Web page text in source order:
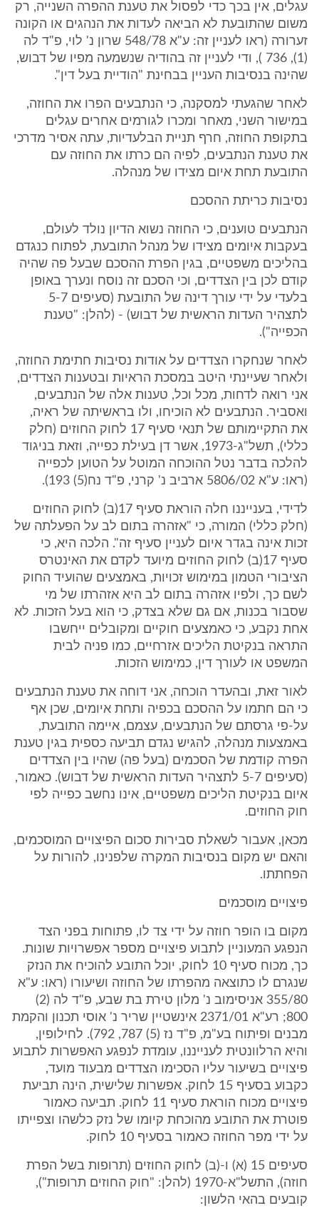
עגלים, אין בכך כדי לפסול את טענת ההפרה השנייה, רק
משום שהתובעת לא הביאה לעדות את הנהגים או הקונה
זערורה (ראו לעניין זה: ע"א 548/78 שרון נ' לוי, פ"ד לה
(1), 736 ), ודי לעניין זה בהודיה שנשמעה מפיו של דבוש,
שהינה בנסיבות העניין בבחינת "הודיית בעל דין".
לאחר שהגעתי למסקנה, כי הנתבעים הפרו את החוזה,
במישור השני, מאחר ומכרו לגורמים אחרים עגלים
בתקופת החוזה, חרף תניית הבלעדיות, עתה אסיר מדרכי
את טענת הנתבעים, לפיה הם כרתו את החוזה עם
התובעת תחת איום מצידו של מנהלה.
נסיבות כריתת ההסכם
הנתבעים טוענים, כי החוזה נשוא הדיון נולד לעולם,
בעקבות איומים מצידו של מנהל התובעת, לפתוח כנגדם
בהליכים משפטיים, בגין הפרת ההסכם שבעל פה שהיה
קודם לכן בין הצדדים, וכי הסכם זה נוסח ונערך באופן
בלעדי על ידי עורך דינה של התובעת (סעיפים 5-7
לתצהיר העדות הראשית של דבוש) - (להלן: "טענת
הכפייה").
לאחר שנחקרו הצדדים על אודות נסיבות חתימת החוזה,
ולאחר שעיינתי היטב במסכת הראיות ובטענות הצדדים,
אני רואה לדחות, מכל וכל, טענות אלה של הנתבעים,
ואסביר. הנתבעים לא הוכיחו, ולו בראשיתה של ראיה,
את התקיימותם של תנאי סעיף 17 לחוק החוזים (חלק
כללי), תשל"ג-1973, אשר דן בעילת כפייה, וזאת בניגוד
להלכה בדבר נטל ההוכחה המוטל על הטוען לכפייה
(ראו: ע"א 5806/02 ארביב נ' קרני, פ"ד נח(5) 193).
לדידי, בענייננו חלה הוראת סעיף 17(ב) לחוק החוזים
(חלק כללי) המורה, כי "אזהרה בתום לב על הפעלתה של
זכות אינה בגדר איום לעניין סעיף זה". הלכה היא, כי
סעיף 17(ב) לחוק החוזים מיועד לקדם את האינטרס
הציבורי הטמון במימוש זכויות, באמצעים שהועיד החוק
לשם כך, ולפיו אזהרה בתום לב היא אזהרתו של מי
שסבור בכנות, אם גם שלא בצדק, כי הוא בעל הזכות. לא
אחת נקבע, כי כאמצעים חוקיים ומקובלים ייחשבו
התראה בנקיטת הליכים אזרחיים, כמו פניה לבית
המשפט או לעורך דין, כמימוש הזכות.
לאור זאת, ובהעדר הוכחה, אני דוחה את טענת הנתבעים
כי הם חתמו על ההסכם בכפיה ותחת איומים, שכן אף
על-פי גרסתם של הנתבעים, עצמם, איימה התובעת,
באמצעות מנהלה, להגיש נגדם תביעה כספית בגין טענת
הפרה קודמת של הסכמים (בעל פה) שהיו בין הצדדים
(סעיפים 5-7 לתצהיר העדות הראשית של דבוש). כאמור,
איום בנקיטת הליכים משפטיים, אינו נחשב כפייה לפי
חוק החוזים.
מכאן, אעבור לשאלת סבירות סכום הפיצויים המוסכמים,
והאם יש מקום בנסיבות המקרה שלפנינו, להורות על
הפחתתו.
פיצויים מוסכמים
מקום בו הופר חוזה על ידי צד לו, פתוחות בפני הצד
הנפגע המעוניין לתבוע פיצויים מספר אפשרויות שונות.
כך, מכוח סעיף 10 לחוק, יוכל התובע להוכיח את הנזק
שנגרם לו כתוצאה מהפרתו של החוזה ושיעורו (ראו: ע"א
355/80 אניסימוב נ' מלון טירת בת שבע, פ"ד לה (2)
800; רע"א 2371/01 אינשטיין שריר נ' אוסי תכנון והקמת
מבנים ופיתוח בע"מ, פ"ד נז (5) 787, 792). לחילופין,
והיא הרלוונטית לענייננו, עומדת לנפגע האפשרות לתבוע
פיצויים בשיעור עליו הסכימו הצדדים מבעוד מועד,
כקבוע בסעיף 15 לחוק. אפשרות שלישית, הינה תביעת
פיצויים מכוח הוראת סעיף 11 לחוק. תביעה כאמור
פוטרת את התובע מהוכחת קיומו של נזק כלשהו וצפייתו
על ידי מפר החוזה כאמור בסעיף 10 לחוק.
סעיפים 15 (א) ו-(ב) לחוק החוזים (תרופות בשל הפרת
חוזה), התשל"א-1970 (להלן: "חוק החוזים תרופות"),
קובעים בהאי הלשון: